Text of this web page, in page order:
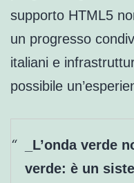
supporto HTML5
un progresso
italiani e
possibile
_L’onda verde
verde: è un